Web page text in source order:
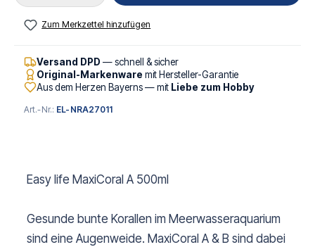
Zum Merkzettel hinzufügen
Versand DPD — schnell & sicher
Original-Markenware mit Hersteller-Garantie
Aus dem Herzen Bayerns — mit Liebe zum Hobby
Art.-Nr.: EL-NRA27011
Easy life MaxiCoral A 500ml
Gesunde bunte Korallen im Meerwasseraquarium
sind eine Augenweide. MaxiCoral A & B sind dabei